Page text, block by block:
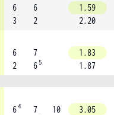
6
3
6
2
1.59
2.20
6
2
7
6 5
1.83
1.87
64
7
10
3.05